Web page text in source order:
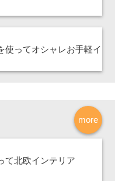
使ってオシャレお手軽イ
more
て北欧インテリア